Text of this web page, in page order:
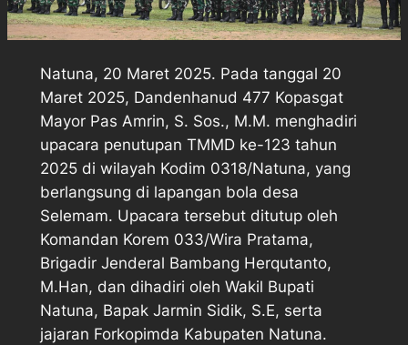
Natuna, 20 Maret 2025. Pada tanggal 20
Maret 2025, Dandenhanud 477 Kopasgat
Mayor Pas Amrin, S. Sos., M.M. menghadiri
upacara penutupan TMMD ke-123 tahun
2025 di wilayah Kodim 0318/Natuna, yang
berlangsung di lapangan bola desa
Selemam. Upacara tersebut ditutup oleh
Komandan Korem 033/Wira Pratama,
Brigadir Jenderal Bambang Herqutanto,
M.Han, dan dihadiri oleh Wakil Bupati
Natuna, Bapak Jarmin Sidik, S.E, serta
jajaran Forkopimda Kabupaten Natuna.